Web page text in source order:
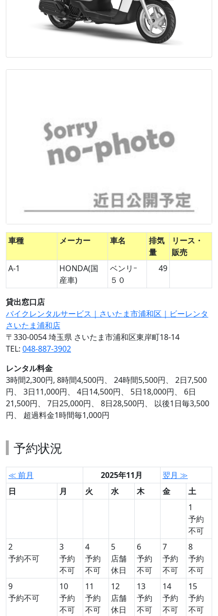
車種 メーカー 車名
排気
量
リース・
販売
A-1
HONDA(国
産車)
ベンリｰ
５０
49
貸出窓口店
バイクレンタルサービス｜さいたま市浦和区｜ビーレンタ
さいたま浦和店
〒330-0054 埼玉県 さいたま市浦和区東岸町18-14
TEL: 048-887-3902
レンタル料金
3時間2,300円, 8時間4,500円、 24時間5,500円、 2日7,500
円、 3日11,000円、 4日14,500円、 5日18,000円、 6日
21,500円、 7日25,000円、 8日28,500円、 以後1日毎3,500
円、 超過料金1時間毎1,000円
予約状況
≪ 前月 2025年11月
翌月 ≫
日
月 火 水 木 金
土
1
予約
不可
2
予約不可
3
予約
不可
4
予約
不可
5
店舗
休日
6
予約
不可
7
予約
不可
8
予約
不可
9
予約不可
10
予約
不可
11
予約
不可
12
店舗
休日
13
予約
不可
14
予約
不可
15
予約
不可